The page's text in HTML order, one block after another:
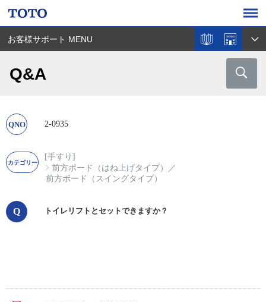
お客様サポート MENU
Q&A
2-0935
[手すり]
前方ボード（はね上げタイプ）
／
前方ボード（スイングタイプ）
トイレリフトとセットできますか？